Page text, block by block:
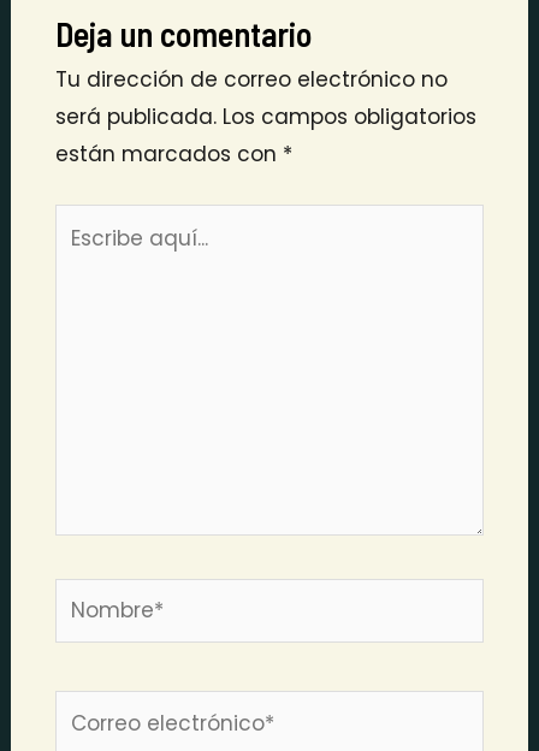
Deja un comentario
Tu dirección de correo electrónico no
será publicada. Los campos obligatorios
están marcados con *
Nombre*
Correo